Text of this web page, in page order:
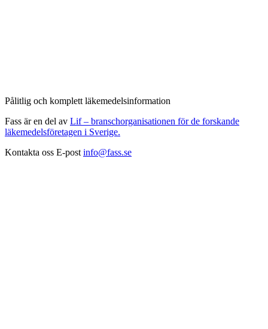
Pålitlig och komplett läkemedelsinformation
Fass är en del av Lif – branschorganisationen för de forskande
läkemedelsföretagen i Sverige.
Kontakta oss E-post info@fass.se